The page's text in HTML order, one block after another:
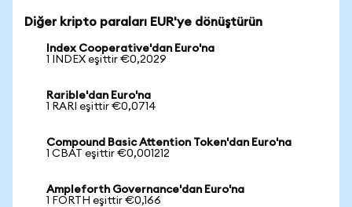
Diğer kripto paraları EUR'ye dönüştürün
Index Cooperative'dan Euro'na
1 INDEX eşittir €0,2029
Rarible'dan Euro'na
1 RARI eşittir €0,0714
Compound Basic Attention Token'dan Euro'na
1 CBAT eşittir €0,001212
Ampleforth Governance'dan Euro'na
1 FORTH eşittir €0,166